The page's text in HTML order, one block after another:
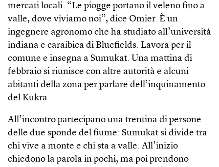
mercati locali. “Le piogge portano il veleno fino a
valle, dove viviamo noi”, dice Omier. È un
ingegnere agronomo che ha studiato all’università
indiana e caraibica di Bluefields. Lavora per il
comune e insegna a Sumukat. Una mattina di
febbraio si riunisce con altre autorità e alcuni
abitanti della zona per parlare dell’inquinamento
del Kukra.
All’incontro partecipano una trentina di persone
delle due sponde del fiume: Sumukat si divide tra
chi vive a monte e chi sta a valle. All’inizio
chiedono la parola in pochi, ma poi prendono